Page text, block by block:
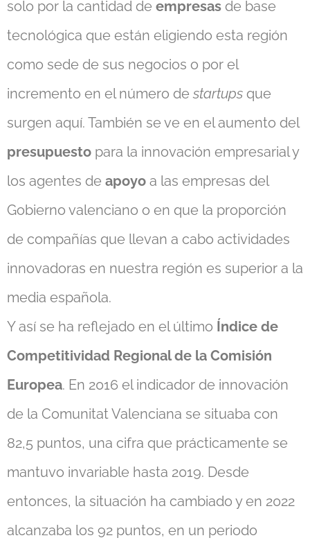
solo por la cantidad de empresas de base
tecnológica que están eligiendo esta región
como sede de sus negocios o por el
incremento en el número de startups que
surgen aquí. También se ve en el aumento del
presupuesto para la innovación empresarial y
los agentes de apoyo a las empresas del
Gobierno valenciano o en que la proporción
de compañías que llevan a cabo actividades
innovadoras en nuestra región es superior a la
media española.
Y así se ha reflejado en el último Índice de
Competitividad Regional de la Comisión
Europea. En 2016 el indicador de innovación
de la Comunitat Valenciana se situaba con
82,5 puntos, una cifra que prácticamente se
mantuvo invariable hasta 2019. Desde
entonces, la situación ha cambiado y en 2022
alcanzaba los 92 puntos, en un periodo